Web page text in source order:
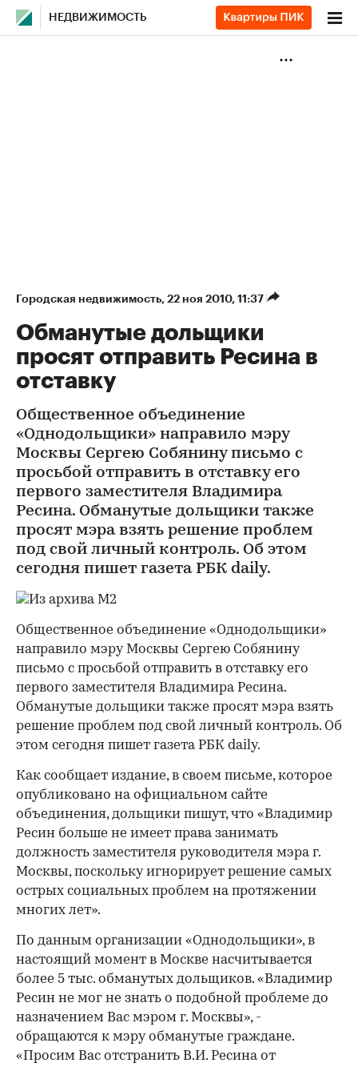
НЕДВИЖИМОСТЬ
Городская недвижимость⁠, 22 ноя 2010, 11:37
Обманутые дольщики
просят отправить Ресина в
отставку
Общественное объединение
«Однодольщики» направило мэру
Москвы Сергею Собянину письмо с
просьбой отправить в отставку его
первого заместителя Владимира
Ресина. Обманутые дольщики также
просят мэра взять решение проблем
под свой личный контроль. Об этом
сегодня пишет газета РБК daily.
Общественное объединение «Однодольщики»
направило мэру Москвы Сергею Собянину
письмо с просьбой отправить в отставку его
первого заместителя Владимира Ресина.
Обманутые дольщики также просят мэра взять
решение проблем под свой личный контроль. Об
этом сегодня пишет газета РБК daily.
Как сообщает издание, в своем письме, которое
опубликовано на официальном сайте
объединения, дольщики пишут, что «Владимир
Ресин больше не имеет права занимать
должность заместителя руководителя мэра г.
Москвы, поскольку игнорирует решение самых
острых социальных проблем на протяжении
многих лет».
По данным организации «Однодольщики», в
настоящий момент в Москве насчитывается
более 5 тыс. обманутых дольщиков. «Владимир
Ресин не мог не знать о подобной проблеме до
назначением Вас мэром г. Москвы», -
обращаются к мэру обманутые граждане.
«Просим Вас отстранить В.И. Ресина от